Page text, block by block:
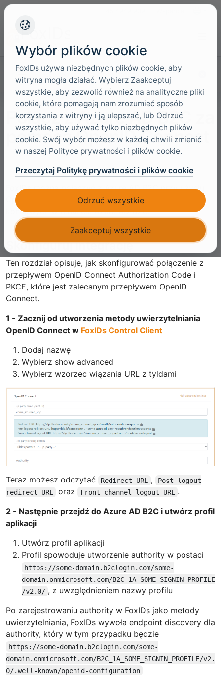
Szukaj w dokumentacji
Połącz z Azure AD B2C za
pomocą OpenID Connect
FoxIDs można połączyć z Azure AD B2C przy użyciu
OpenID Connect, aby uwierzytelniać użytkowników
końcowych w tenancie Azure AD B2C.
Skonfiguruj integrację
Ten rozdział opisuje, jak skonfigurować połączenie z
przepływem OpenID Connect Authorization Code i
PKCE, które jest zalecanym przepływem OpenID
Connect.
1 - Zacznij od utworzenia metody uwierzytelniania
OpenID Connect w FoxIDs Control Client
Dodaj nazwę
Wybierz show advanced
Wybierz wzorzec wiązania URL z tyldami
Teraz możesz odczytać Redirect URL ,
Post logout
redirect URL
oraz Front channel logout URL
.
2 - Następnie przejdź do Azure AD B2C i utwórz profil
aplikacji
Utwórz profil aplikacji
Profil spowoduje utworzenie authority w postaci
https://some-domain.b2clogin.com/some-
domain.onmicrosoft.com/B2C_1A_SOME_SIGNIN_PROFILE
/v2.0/ , z uwzględnieniem nazwy profilu
Po zarejestrowaniu authority w FoxIDs jako metody
uwierzytelniania, FoxIDs wywoła endpoint discovery dla
authority, który w tym przypadku będzie
https://some-domain.b2clogin.com/some-
domain.onmicrosoft.com/B2C_1A_SOME_SIGNIN_PROFILE/v2.
0/.well-known/openid-configuration
Wybór plików cookie
FoxIDs używa niezbędnych plików cookie, aby
witryna mogła działać. Wybierz Zaakceptuj
wszystkie, aby zezwolić również na analityczne pliki
cookie, które pomagają nam zrozumieć sposób
korzystania z witryny i ją ulepszać, lub Odrzuć
wszystkie, aby używać tylko niezbędnych plików
cookie. Swój wybór możesz w każdej chwili zmienić
w naszej Polityce prywatności i plików cookie.
Przeczytaj Politykę prywatności i plików cookie
Odrzuć wszystkie
Zaakceptuj wszystkie